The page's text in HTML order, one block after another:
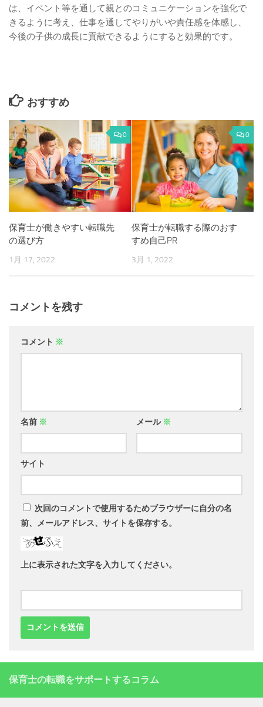
は、イベント等を通して親とのコミュニケーションを強化で
きるように考え、仕事を通してやりがいや責任感を体感し、
今後の子供の成長に貢献できるようにすると効果的です。
おすすめ
0
保育士が働きやすい転職先
の選び方
1月 17, 2022
0
保育士が転職する際のおす
すめ自己PR
3月 1, 2022
コメントを残す
コメント ※
名前 ※ メール ※
サイト
次回のコメントで使用するためブラウザーに自分の名
前、メールアドレス、サイトを保存する。
上に表示された文字を入力してください。
保育士の転職をサポートするコラム